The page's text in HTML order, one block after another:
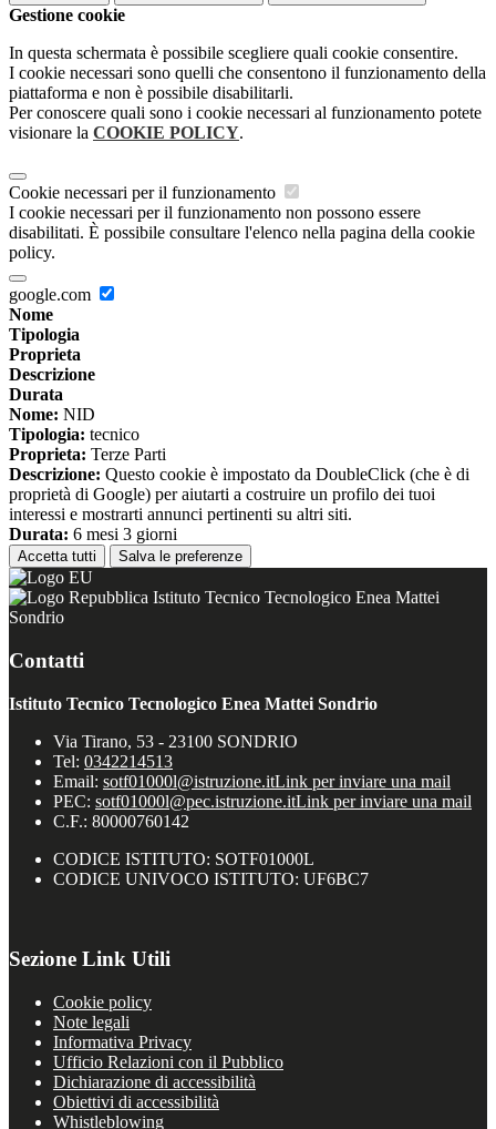
Gestione cookie
In questa schermata è possibile scegliere quali cookie consentire.
I cookie necessari sono quelli che consentono il funzionamento della
piattaforma e non è possibile disabilitarli.
Per conoscere quali sono i cookie necessari al funzionamento potete
visionare la COOKIE POLICY.
Cookie necessari per il funzionamento
I cookie necessari per il funzionamento non possono essere
disabilitati. È possibile consultare l'elenco nella pagina della cookie
policy.
google.com
Nome
Tipologia
Proprieta
Descrizione
Durata
Nome: NID
Tipologia: tecnico
Proprieta: Terze Parti
Descrizione: Questo cookie è impostato da DoubleClick (che è di
proprietà di Google) per aiutarti a costruire un profilo dei tuoi
interessi e mostrarti annunci pertinenti su altri siti.
Durata: 6 mesi 3 giorni
Accetta tutti Salva le preferenze
Istituto Tecnico Tecnologico Enea Mattei
Sondrio
Contatti
Istituto Tecnico Tecnologico Enea Mattei Sondrio
Via Tirano, 53 - 23100 SONDRIO
Tel: 0342214513
Email: sotf01000l@istruzione.itLink per inviare una mail
PEC: sotf01000l@pec.istruzione.itLink per inviare una mail
C.F.: 80000760142
CODICE ISTITUTO: SOTF01000L
CODICE UNIVOCO ISTITUTO: UF6BC7
Sezione Link Utili
Cookie policy
Note legali
Informativa Privacy
Ufficio Relazioni con il Pubblico
Dichiarazione di accessibilità
Obiettivi di accessibilità
Whistleblowing